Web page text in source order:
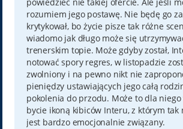
powiedzieć nie takiej ofercie. Ale jeśli
rozumiem jego postawę. Nie będę go
krytykował, bo życie pisze tak różne
wiadomo jak długo może się
trenerskim topie. Może gdyby został,
notować spory regres, w listopadzie
zwolniony i na pewno nikt nie
pieniędzy ustawiających jego całą
pokolenia do przodu. Może to dla
bycie ikoną kibiców Interu, z którym tak
jest bardzo emocjonalnie związany.